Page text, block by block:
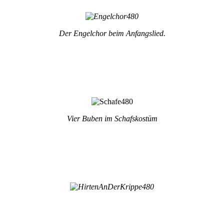
Der Engelchor beim Anfangslied.
Vier Buben im Schafskostüm